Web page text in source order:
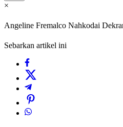
×
Angeline Fremalco Nahkodai
Sebarkan artikel ini